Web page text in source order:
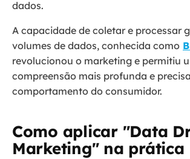
dados.
A capacidade de coletar e processar
volumes de dados, conhecida como
revolucionou o marketing e permitiu
compreensão mais profunda e
comportamento do consumidor.
Como aplicar "Data
Marketing" na prática